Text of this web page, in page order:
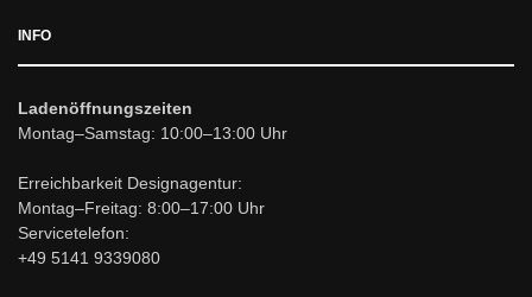
INFO
Ladenöffnungszeiten
Montag–Samstag: 10:00–13:00 Uhr
Erreichbarkeit Designagentur:
Montag–Freitag: 8:00–17:00 Uhr
Servicetelefon:
+49 5141 9339080